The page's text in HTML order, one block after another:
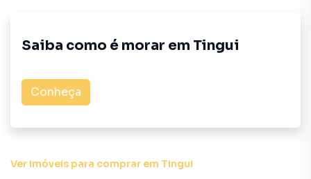
Tingui, em Curitiba. Não encontrou o que procurava ou
Curitiba? Entre em contato com nossa equipe pelo
telefone (41) 3282-8100.
barracões para venda ou locação, além de
empreendimentos em construção ou lançamentos na
Saiba como é morar em Tingui
Conheça
Ver imóveis para comprar em Tingui